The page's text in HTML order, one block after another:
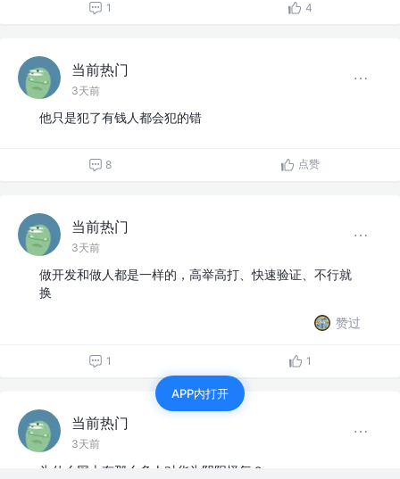
1 4
当前热门
3天前
他只是犯了有钱人都会犯的错
8 点赞
当前热门
3天前
做开发和做人都是一样的，高举高打、快速验证、不行就
换
赞过
1 1
当前热门
3天前
为什么网上有那么多人对华为阴阳怪气？
APP内打开